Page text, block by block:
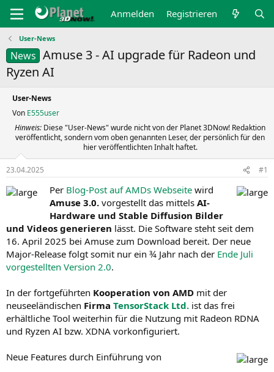
Anmelden Registrieren
User-News
News Amuse 3 - AI upgrade für Radeon und
Ryzen AI
User-News
Von E555user
Hinweis: Diese "User-News" wurde nicht von der Planet 3DNow! Redaktion
veröffentlicht, sondern vom oben genannten Leser, der persönlich für den
hier veröffentlichten Inhalt haftet.
23.04.2025 #1
Per Blog-Post auf AMDs Webseite wird
Amuse 3.0. vorgestellt das mittelsAI-
Hardware und Stable Diffusion Bilder
und Videos generieren lässt. Die Software steht seit dem
16. April 2025 bei Amuse zum Download bereit. Der neue
Major-Release folgt somit nur ein ¾ Jahr nach der Ende Juli
vorgestellten Version 2.0.
In der fortgeführten Kooperation von AMD mit der
neuseeländischen Firma TensorStack Ltd. ist das frei
erhältliche Tool weiterhin für die Nutzung mit Radeon RDNA
und Ryzen AI bzw. XDNA vorkonfiguriert.
Neue Features durch Einführung von